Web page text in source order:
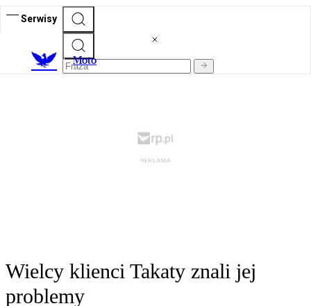
Serwisy
Moto
Wielcy klienci Takaty znali jej
problemy